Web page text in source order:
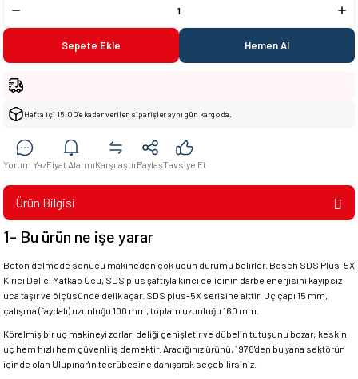
Sepete Ekle Hemen Al
Hafta içi 15:00’e kadar verilen siparişler aynı gün kargoda.
Yorum YazFiyat AlarmıKarşılaştırPaylaşTavsiye Et
Ürün Bilgisi
1- Bu ürün ne işe yarar
Beton delmede sonucu makineden çok ucun durumu belirler. Bosch SDS Plus-5X
Kırıcı Delici Matkap Ucu, SDS plus şaftıyla kırıcı delicinin darbe enerjisini kayıpsız
uca taşır ve ölçüsünde delik açar. SDS plus-5X serisine aittir. Uç çapı 15 mm,
çalışma (faydalı) uzunluğu 100 mm, toplam uzunluğu 160 mm.
Körelmiş bir uç makineyi zorlar, deliği genişletir ve dübelin tutuşunu bozar; keskin
uç hem hızlı hem güvenli iş demektir. Aradığınız ürünü, 1978'den bu yana sektörün
içinde olan Ulupınar'ın tecrübesine danışarak seçebilirsiniz.